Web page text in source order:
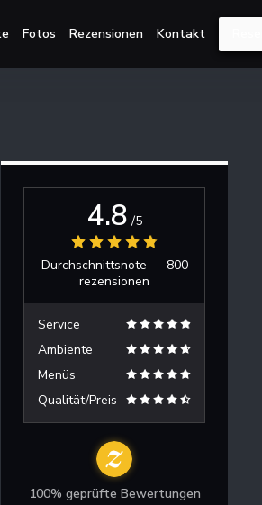
Fotos Rezensionen Kontakt
4.8 /5
Durchschnittsnote — 800
rezensionen
Service
Ambiente
Menüs
Qualität/Preis
100% geprüfte Bewertungen